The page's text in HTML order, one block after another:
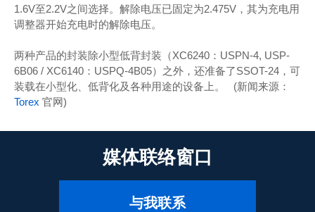
1.6V至2.2V之间选择。解除电压已固定为2.475V，其为充电用
调整器开始充电时的解除电压。
两种产品的封装除小型低背封装（XC6240：USPN-4, USP-
6B06 / XC6140：USPQ-4B05）之外，还准备了SSOT-24，可
装载在小型化、低背化及各种用途的设备上。 (新闻来源：
Torex 官网)
媒体联络窗口
与我联系